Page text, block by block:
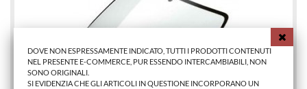
DOVE NON ESPRESSAMENTE INDICATO, TUTTI I PRODOTTI CONTENUTI
NEL PRESENTE E-COMMERCE, PUR ESSENDO INTERCAMBIABILI, NON
SONO ORIGINALI.
SI EVIDENZIA CHE GLI ARTICOLI IN QUESTIONE INCORPORANO UN